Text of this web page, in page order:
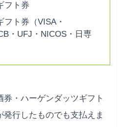
フト券
フト券（VISA・
・UFJ・NICOS・日専
・ハーゲンダッツギフト
行したものでも支払えま